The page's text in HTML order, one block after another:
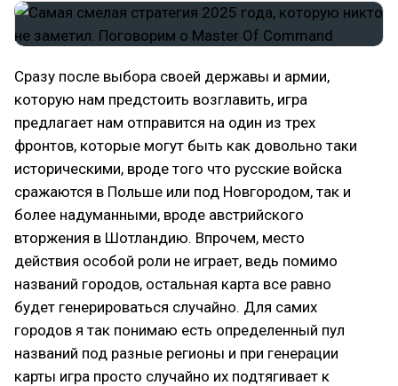
Сразу после выбора своей державы и армии,
которую нам предстоить возглавить, игра
предлагает нам отправится на один из трех
фронтов, которые могут быть как довольно таки
историческими, вроде того что русские войска
сражаются в Польше или под Новгородом, так и
более надуманными, вроде австрийского
вторжения в Шотландию. Впрочем, место
действия особой роли не играет, ведь помимо
названий городов, остальная карта все равно
будет генерироваться случайно. Для самих
городов я так понимаю есть определенный пул
названий под разные регионы и при генерации
карты игра просто случайно их подтягивает к